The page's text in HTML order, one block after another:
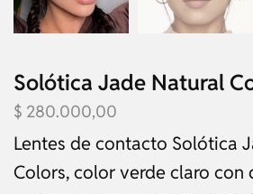
Solótica Jade Natural
$ 280.000,00
Lentes de contacto Solótica
Colors, color verde claro con